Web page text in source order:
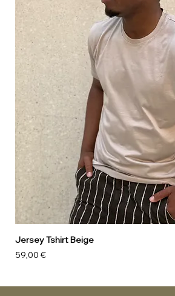
Jersey Tshirt Beige
Preis
59,00 €